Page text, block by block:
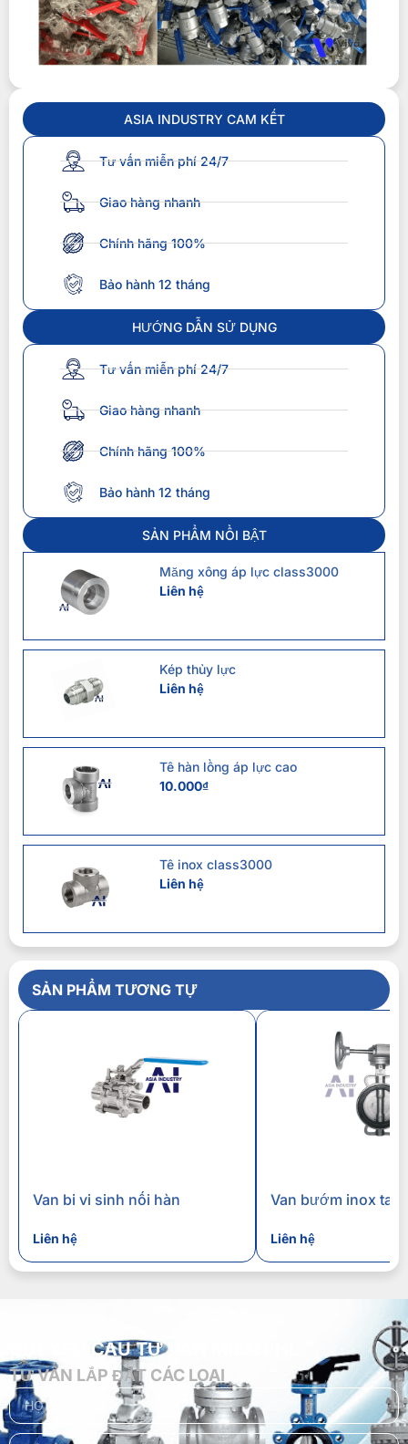
ASIA INDUSTRY CAM KẾT
Tư vấn miễn phí 24/7
Giao hàng nhanh
Chính hãng 100%
Bảo hành 12 tháng
HƯỚNG DẪN SỬ DỤNG
Tư vấn miễn phí 24/7
Giao hàng nhanh
Chính hãng 100%
Bảo hành 12 tháng
SẢN PHẨM NỔI BẬT
Măng xông áp lực class3000
Liên hệ
Kép thủy lực
Liên hệ
Tê hàn lồng áp lực cao
10.000₫
Tê inox class3000
Liên hệ
SẢN PHẨM TƯƠNG TỰ
Van bi vi sinh nối hàn
Liên hệ
Van bướm inox tay
Liên hệ
GỬI YÊU CẦU TƯ VẤN MIỄN PHÍ
TƯ VẤN LẮP ĐẶT CÁC LOẠI